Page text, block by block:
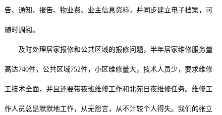
告、通知、报告、物业费、业主信息资料，并同步建立电子档案，可
随时调阅。
及时处理居家报修和公共区域的报修问题，半年居家维修服务量
高达740件，公共区域752件，小区维修量大，技术人员少，要求维修
工技术全面，并且还要带夜班维修工作和北苑日夜维修任务。维修工
作人员总是默默地工作，从无怨言，从不计较个人得失。我们的张立